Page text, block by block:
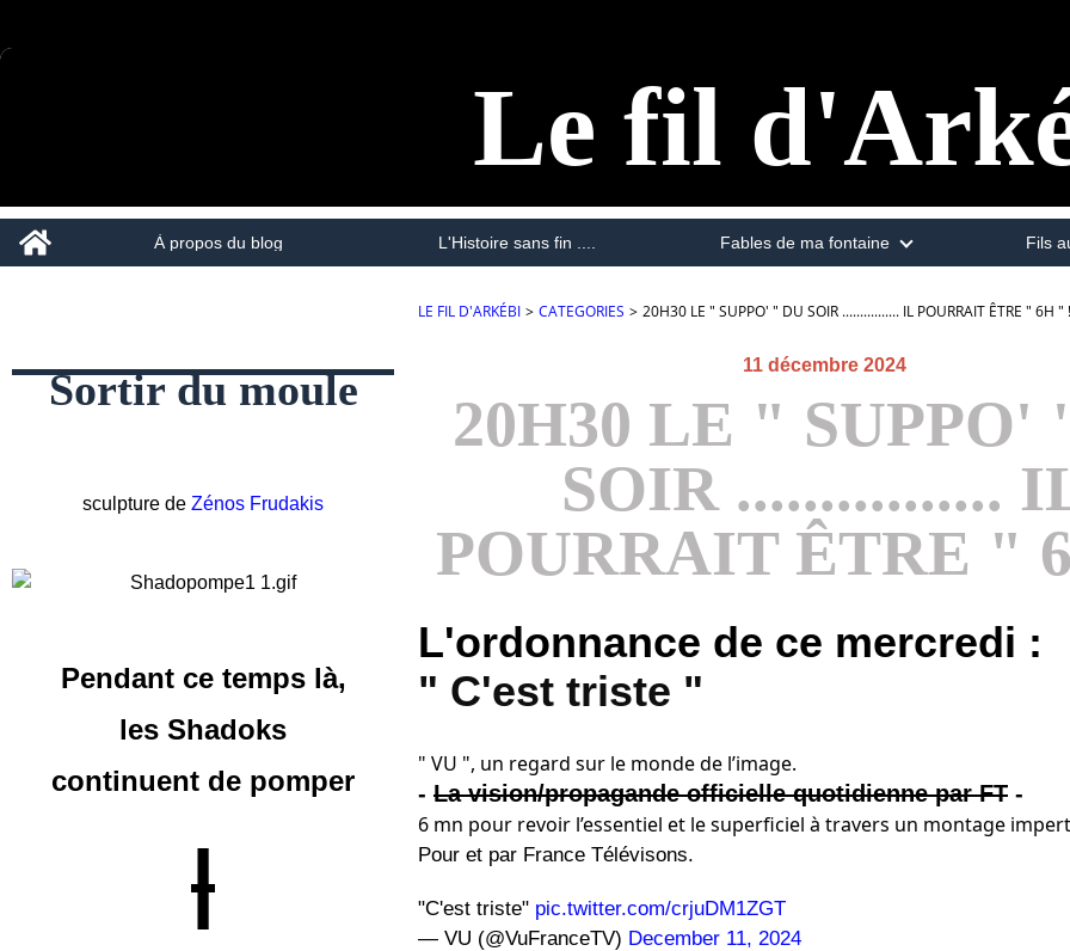
Le fil
Home
À propos du blog
L'Histoire sans fin .... Fables de ma fontaine Fils
Sortir du moule
sculpture de Zénos Frudakis
Pendant ce temps là,
les Shadoks
continuent de pomper
|
LE FIL D'ARKÉBI > CATEGORIES > 20H30 LE " SUPPO' " DU SOIR ................ IL POURRAIT ÊTRE " 6H " !
11 décembre 2024
20H30 LE " SUPPO'
SOIR ................
POURRAIT ÊTRE "
L'ordonnance de ce mercredi :
" C'est triste "
" VU ", un regard sur le monde de l’image.
- La vision/propagande officielle quotidienne par FT -
6 mn pour revoir l’essentiel et le superficiel à travers un montage
Pour et par France Télévisons.
"C'est triste" pic.twitter.com/crjuDM1ZGT
— VU (@VuFranceTV) December 11, 2024